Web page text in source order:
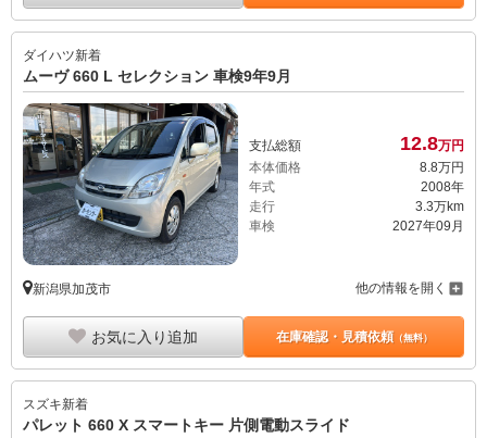
ダイハツ新着
ムーヴ 660 L セレクション 車検9年9月
支払総額 12.8万円
本体価格
8.8万円
年式
2008年
走行
3.3万km
車検
2027年09月
新潟県加茂市 他の情報を開く
お気に入り追加 在庫確認・見積依頼（無料）
スズキ新着
パレット 660 X スマートキー 片側電動スライド